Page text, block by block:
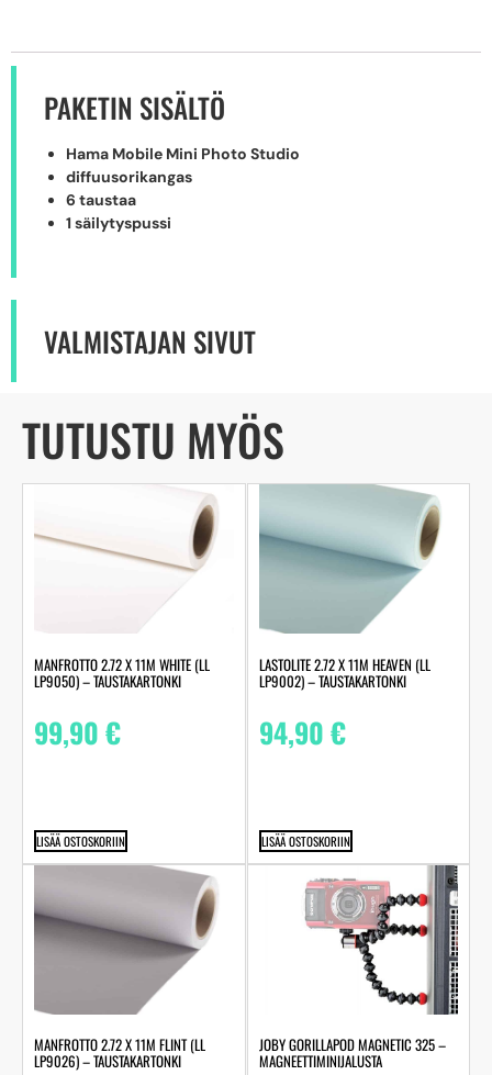
PAKETIN SISÄLTÖ
Hama Mobile Mini Photo Studio
diffuusorikangas
6 taustaa
1 säilytyspussi
VALMISTAJAN SIVUT
TUTUSTU MYÖS
MANFROTTO 2.72 X 11M WHITE (LL
LP9050) – TAUSTAKARTONKI
99,90€
LISÄÄ OSTOSKORIIN
LASTOLITE 2.72 X 11M HEAVEN (LL
LP9002) – TAUSTAKARTONKI
94,90€
LISÄÄ OSTOSKORIIN
MANFROTTO 2.72 X 11M FLINT (LL
LP9026) – TAUSTAKARTONKI
JOBY GORILLAPOD MAGNETIC 325 –
MAGNEETTIMINIJALUSTA